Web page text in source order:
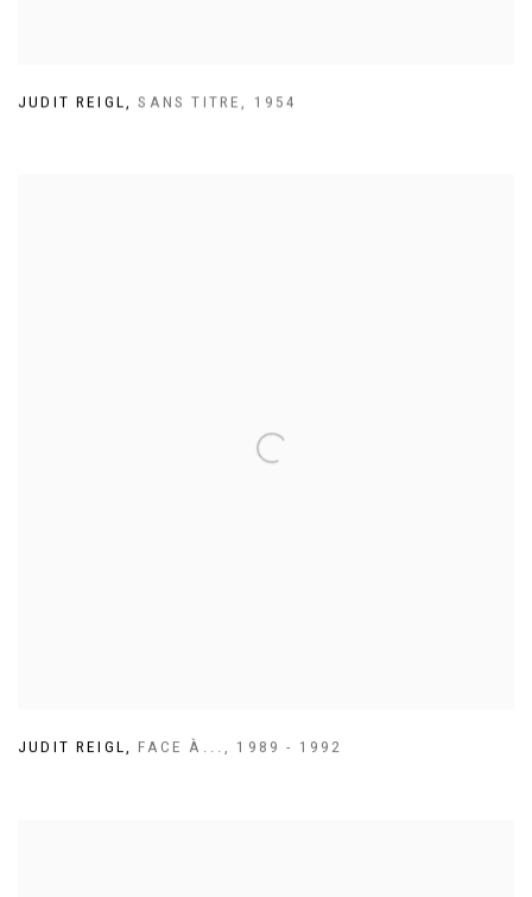
JUDIT REIGL,SANS TITRE , 1954
JUDIT REIGL,FACE À... , 1989 - 1992